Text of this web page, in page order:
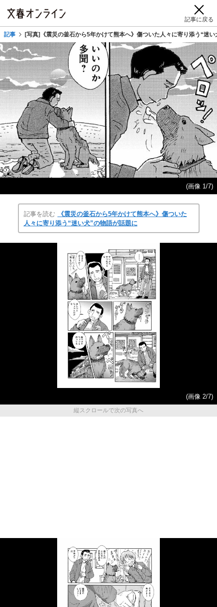
記事に戻る
記事 [写真]《震災の釜石から5年かけて熊本へ》傷ついた人々に寄り添う“迷
(画像 1/7)
記事を読む
《震災の釜石から5年かけて熊本へ》傷ついた
人々に寄り添う“迷い犬”の物語が話題に
(画像 2/7)
縦スクロールで次の写真へ